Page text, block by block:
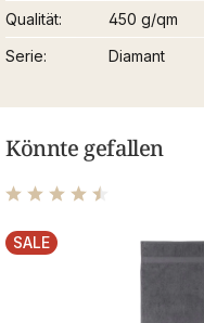
Qualität
450 g/qm
Serie
Diamant
Könnte gefallen
RABATT
SALE